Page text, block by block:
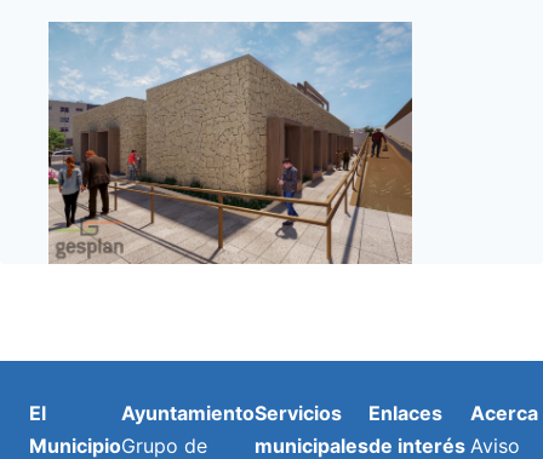
El
Municipio
Ayuntamiento
Grupo de
Servicios
municipales
Enlaces
de interés
Acerca
Aviso